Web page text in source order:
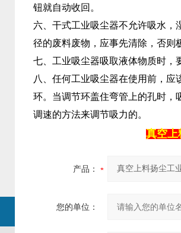
钮就自动收回。
六、干式工业吸尘器不允许吸水，
径的废料废物，应事先清除，否则
七、工业吸尘器吸取液体物质时，
八、任何工业吸尘器在使用前，
环。当调节环盖住弯管上的孔时，
调速的方法来调节吸力的。
真空上
产品：
您的单位：